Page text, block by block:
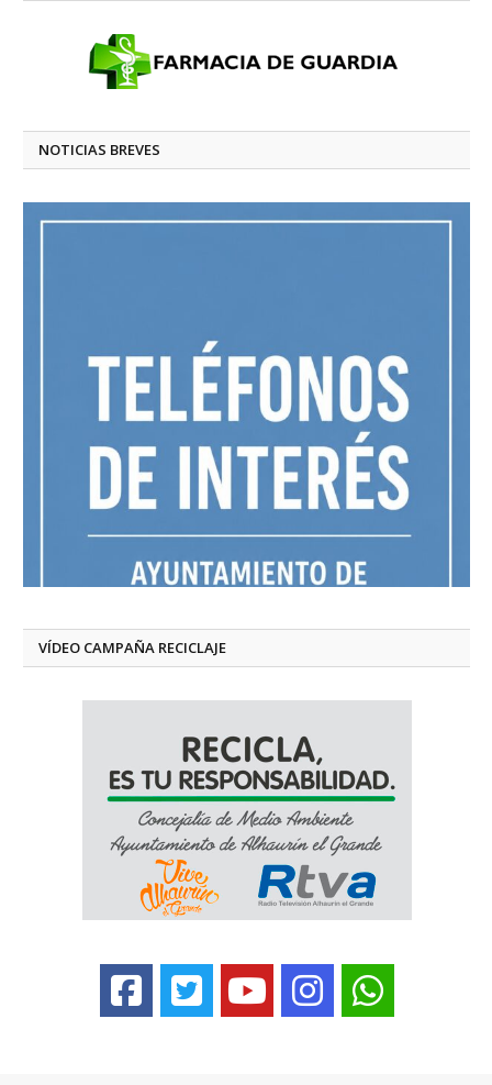
NOTICIAS BREVES
VÍDEO CAMPAÑA RECICLAJE